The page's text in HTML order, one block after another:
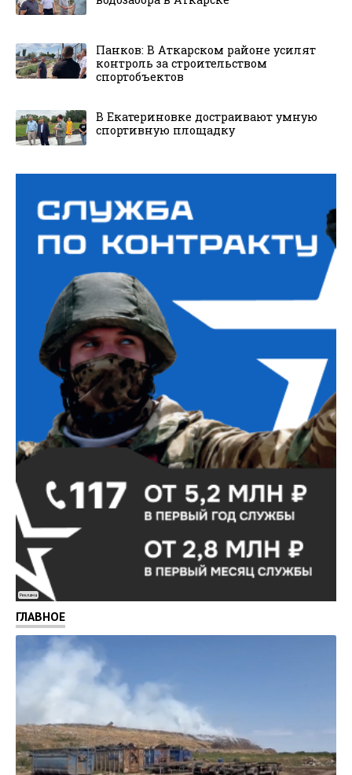
Панков: В Аткарском районе усилят
контроль за строительством
спортобъектов
В Екатериновке достраивают умную
спортивную площадку
Реклама
ГЛАВНОЕ